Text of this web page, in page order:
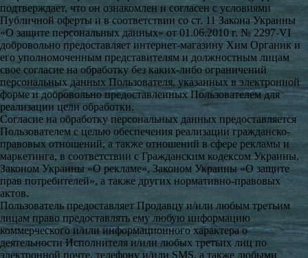
подтверждает, что он ознакомлен и согласен с условиями
Публичной оферты и в соответствии со ст. 11 Закона Украины
«О защите персональных данных» от 01.06.2010 г. № 2297-VI
добровольно предоставляет интернет-магазину Хим Органик и
его уполномоченным представителям и должностным лицам
свое согласие на обработку без каких-либо ограничений
персональных данных Пользователя, указанных в электронной
форме и добровольно предоставленных Пользователем для
реализации цели обработки.
Согласие на обработку персональных данных предоставляется
Пользователем с целью обеспечения реализации гражданско-
правовых отношений, а также отношений в сфере рекламы и
маркетинга, в соответствии с Гражданским кодексом Украины,
Законом Украины «О рекламе», Законом Украины «О защите
прав потребителей», а также других нормативно-правовых
актов.
Пользователь предоставляет Продавцу и/или любым третьим
лицам право предоставлять ему любую информацию
коммерческого и/или информационного характера о
деятельности Исполнителя и/или любых третьих лиц по
электронной почте, телефону и/или SMS, а также любыми